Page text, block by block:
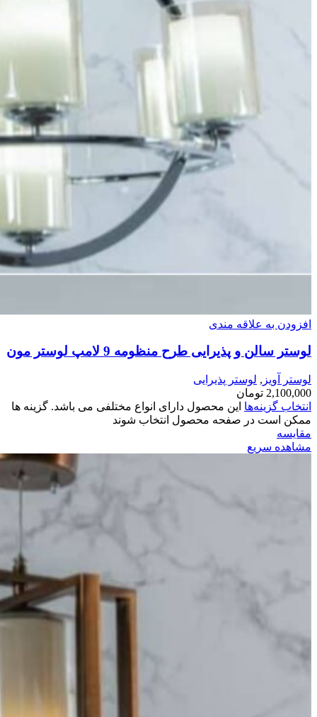
افزودن به علاقه مندی
لوستر سالن و پذیرایی طرح منظومه 9 لامپ لوستر مون
لوستر آویز , لوستر پذیرایی
2,100,000 تومان
انتخاب گزینه‌ها این محصول دارای انواع مختلفی می باشد. گزینه ها
ممکن است در صفحه محصول انتخاب شوند
مقایسه
مشاهده سریع